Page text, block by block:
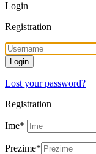
Login
Registration
Lost your password?
Registration
Ime*
Prezime*